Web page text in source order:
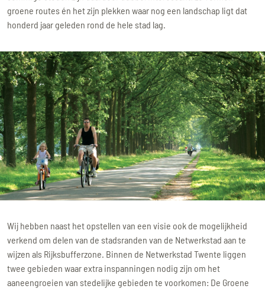
groene routes én het zijn plekken waar nog een landschap ligt dat
honderd jaar geleden rond de hele stad lag.
Wij hebben naast het opstellen van een visie ook de mogelijkheid
verkend om delen van de stadsranden van de Netwerkstad aan te
wijzen als Rijksbufferzone. Binnen de Netwerkstad Twente liggen
twee gebieden waar extra inspanningen nodig zijn om het
aaneengroeien van stedelijke gebieden te voorkomen: De Groene